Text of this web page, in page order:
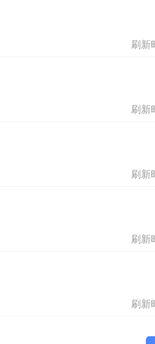
刷新
刷新
刷新
刷新
刷新